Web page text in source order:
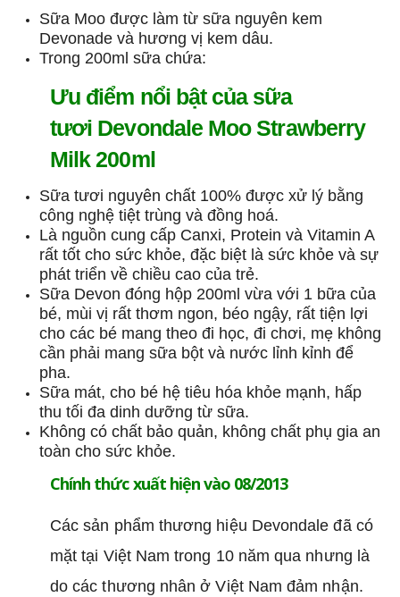
Sữa Moo được làm từ sữa nguyên kem
Devonade và hương vị kem dâu.
Trong 200ml sữa chứa:
Ưu điểm nổi bật của sữa
tươi Devondale Moo Strawberry
Milk 200ml
Sữa tươi nguyên chất 100% được xử lý bằng
công nghệ tiệt trùng và đồng hoá.
Là nguồn cung cấp Canxi, Protein và Vitamin A
rất tốt cho sức khỏe, đặc biệt là sức khỏe và sự
phát triển về chiều cao của trẻ.
Sữa Devon đóng hộp 200ml vừa với 1 bữa của
bé, mùi vị rất thơm ngon, béo ngậy, rất tiện lợi
cho các bé mang theo đi học, đi chơi, mẹ không
cần phải mang sữa bột và nước lỉnh kỉnh để
pha.
Sữa mát, cho bé hệ tiêu hóa khỏe mạnh, hấp
thu tối đa dinh dưỡng từ sữa.
Không có chất bảo quản, không chất phụ gia an
toàn cho sức khỏe.
Chính thức xuất hiện vào 08/2013
Các sản phẩm thương hiệu Devondale đã có
mặt tại Việt Nam trong 10 năm qua nhưng là
do các thương nhân ở Việt Nam đảm nhận.